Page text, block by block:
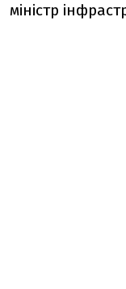
міністр